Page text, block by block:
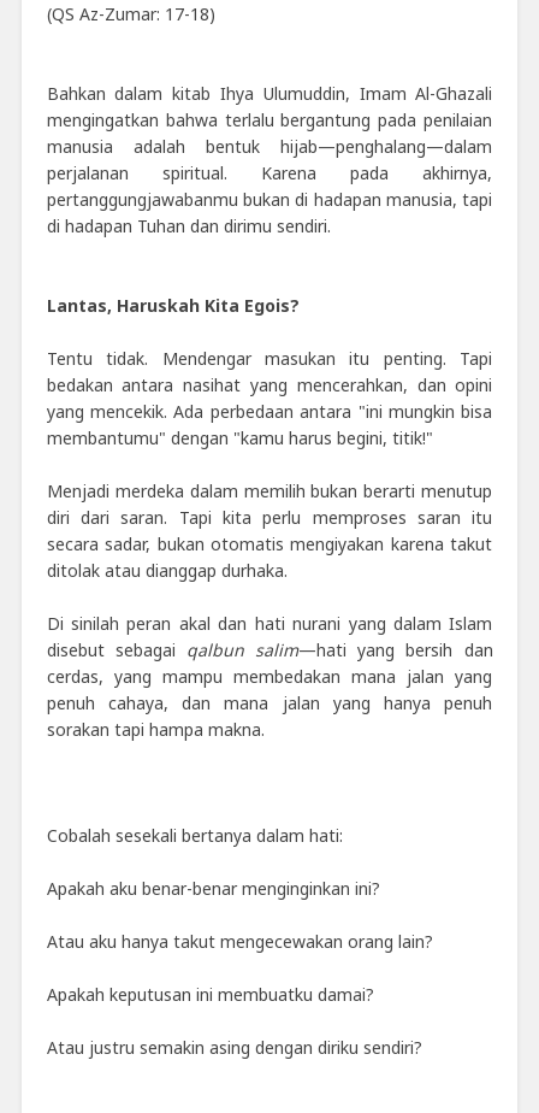
(QS Az-Zumar: 17-18)
Bahkan dalam kitab Ihya Ulumuddin, Imam Al-Ghazali
mengingatkan bahwa terlalu bergantung pada penilaian
manusia adalah bentuk hijab—penghalang—dalam
perjalanan spiritual. Karena pada akhirnya,
pertanggungjawabanmu bukan di hadapan manusia, tapi
di hadapan Tuhan dan dirimu sendiri.
Lantas, Haruskah Kita Egois?
Tentu tidak. Mendengar masukan itu penting. Tapi
bedakan antara nasihat yang mencerahkan, dan opini
yang mencekik. Ada perbedaan antara "ini mungkin bisa
membantumu" dengan "kamu harus begini, titik!"
Menjadi merdeka dalam memilih bukan berarti menutup
diri dari saran. Tapi kita perlu memproses saran itu
secara sadar, bukan otomatis mengiyakan karena takut
ditolak atau dianggap durhaka.
Di sinilah peran akal dan hati nurani yang dalam Islam
disebut sebagai qalbun salim—hati yang bersih dan
cerdas, yang mampu membedakan mana jalan yang
penuh cahaya, dan mana jalan yang hanya penuh
sorakan tapi hampa makna.
Cobalah sesekali bertanya dalam hati:
Apakah aku benar-benar menginginkan ini?
Atau aku hanya takut mengecewakan orang lain?
Apakah keputusan ini membuatku damai?
Atau justru semakin asing dengan diriku sendiri?